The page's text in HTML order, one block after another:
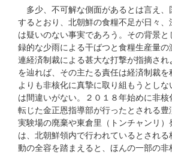
多少、不可解な側面があるとは言え、
するとおり、北朝鮮の食糧不足が日々、
は疑いのない事実であろう。その背景
録的な少雨による干ばつと食糧生産量の
連経済制裁による甚大な打撃が指摘さ
を辿れば、その主たる責任は経済制裁を
よりも非核化に真摯に取り組もうとしな
は間違いがない。２０１８年始めに非核
転じた金正恩指導部が行ったとされる
実験場の廃棄や東倉里（トンチャンリ）
は、北朝鮮領内で行われているとされ
動の全容を踏まえると、ほんの一部の非